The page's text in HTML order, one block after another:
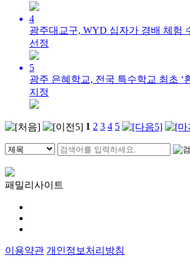
4
광주대교구, WYD 십자가 경배 체험
선정
5
광주 은혜학교, 전국 특수학교 최초 ‘
지정
1 2 3 4 5
패밀리사이트
이용약관 개인정보처리방침